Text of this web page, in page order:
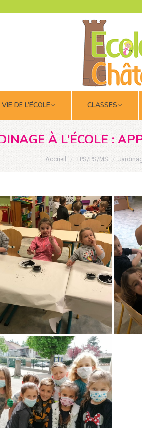
VIE DE L’ÉCOLE CLASSES
À L’ÉCOLE :
Vous êtes ici :
Accueil TPS/PS/MS
VIE DE L’ÉCOLE CLASSES